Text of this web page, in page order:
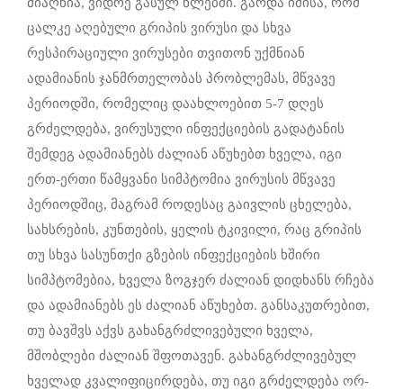
მიაღწია, ვიდრე გასულ წლებში. გარდა იმისა, რომ
ცალკე აღებული გრიპის ვირუსი და სხვა
რესპირაციული ვირუსები თვითონ უქმნიან
ადამიანის ჯანმრთელობას პრობლემას, მწვავე
პერიოდში, რომელიც დაახლოებით 5-7 დღეს
გრძელდება, ვირუსული ინფექციების გადატანის
შემდეგ ადამიანებს ძალიან აწუხებთ ხველა, იგი
ერთ-ერთი წამყვანი სიმპტომია ვირუსის მწვავე
პერიოდშიც, მაგრამ როდესაც გაივლის ცხელება,
სახსრების, კუნთების, ყელის ტკივილი, რაც გრიპის
თუ სხვა სასუნთქი გზების ინფექციების ხშირი
სიმპტომებია, ხველა ზოგჯერ ძალიან დიდხანს რჩება
და ადამიანებს ეს ძალიან აწუხებთ. განსაკუთრებით,
თუ ბავშვს აქვს გახანგრძლივებული ხველა,
მშობლები ძალიან შფოთავენ. გახანგრძლივებულ
ხველად კვალიფიცირდება, თუ იგი გრძელდება ორ-